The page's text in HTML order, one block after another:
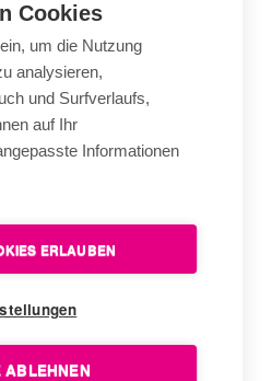
Cookies
um die Nutzung
analysieren,
und Surfverlaufs,
auf Ihr
Informationen
ERLAUBEN
ABLEHNEN